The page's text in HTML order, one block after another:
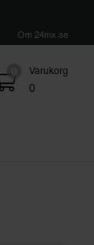
Om 24mx.se
0 Varukorg
0